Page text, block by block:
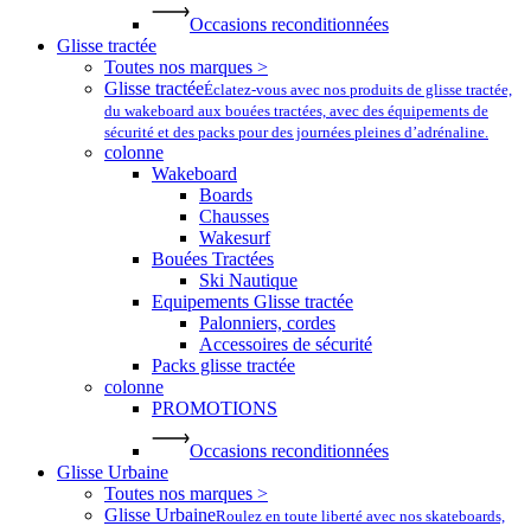
Occasions reconditionnées
Glisse tractée
Toutes nos marques >
Glisse tractéeÉclatez-vous avec nos produits de glisse tractée,
du wakeboard aux bouées tractées, avec des équipements de
sécurité et des packs pour des journées pleines d’adrénaline.
colonne
Wakeboard
Boards
Chausses
Wakesurf
Bouées Tractées
Ski Nautique
Equipements Glisse tractée
Palonniers, cordes
Accessoires de sécurité
Packs glisse tractée
colonne
PROMOTIONS
Occasions reconditionnées
Glisse Urbaine
Toutes nos marques >
Glisse UrbaineRoulez en toute liberté avec nos skateboards,